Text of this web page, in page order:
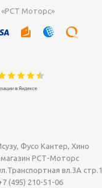
«РСТ Моторс»
Фусо Кантер, Хино
РСТ-Моторс
вл.3А стр.1
(495) 210-51-06